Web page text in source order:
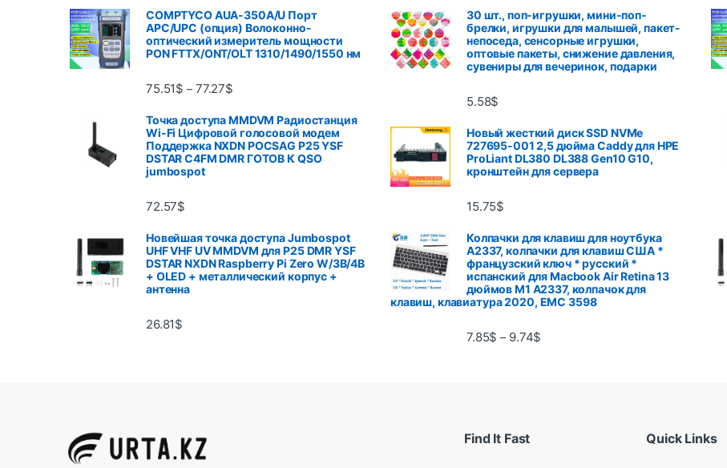
COMPTYCO AUA-350A/U Порт
APC/UPC (опция) Волоконно-
оптический измеритель мощности
PON FTTX/ONT/OLT 1310/1490/1550 нм
75.51$ – 77.27$
Точка доступа MMDVM Радиостанция
Wi-Fi Цифровой голосовой модем
Поддержка NXDN POCSAG P25 YSF
DSTAR C4FM DMR ГОТОВ К QSO
jumbospot
72.57$
Новейшая точка доступа Jumbospot
UHF VHF UV MMDVM для P25 DMR YSF
DSTAR NXDN Raspberry Pi Zero W/3B/4B
+ OLED + металлический корпус +
антенна
26.81$
30 шт., поп-игрушки, мини-поп-
брелки, игрушки для малышей, пакет-
непоседа, сенсорные игрушки,
оптовые пакеты, снижение давления,
сувениры для вечеринок, подарки
5.58$
Новый жесткий диск SSD NVMe
727695-001 2,5 дюйма Caddy для HPE
ProLiant DL380 DL388 Gen10 G10,
кронштейн для сервера
15.75$
Колпачки для клавиш для ноутбука
A2337, колпачки для клавиш США *
французский ключ * русский *
испанский для Macbook Air Retina 13
дюймов M1 A2337, колпачок для
клавиш, клавиатура 2020, EMC 3598
7.85$ – 9.74$
Find It Fast Quick Links